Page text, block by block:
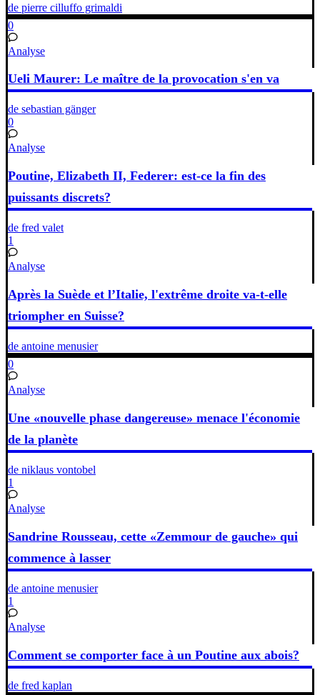
de pierre cilluffo grimaldi
0
Analyse
Ueli Maurer: Le maître de la provocation s'en va
de sebastian gänger
0
Analyse
Poutine, Elizabeth II, Federer: est-ce la fin des
puissants discrets?
de fred valet
1
Analyse
Après la Suède et l’Italie, l'extrême droite va-t-elle
triompher en Suisse?
de antoine menusier
0
Analyse
Une «nouvelle phase dangereuse» menace l'économie
de la planète
de niklaus vontobel
1
Analyse
Sandrine Rousseau, cette «Zemmour de gauche» qui
commence à lasser
de antoine menusier
1
Analyse
Comment se comporter face à un Poutine aux abois?
de fred kaplan